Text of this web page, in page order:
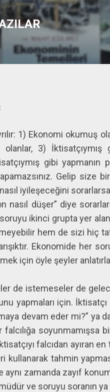
1) Ekonomi okumuş
olanlar, 3)
gibi
Gelip size
iyileşeceğini
nasıl düşer” diye
ikinci grupta yer
hem de sizi hiç
Ekonomide her
için öyle şeyler
de istemeseler de
yapmaları için.
devam eder mi?” ya
falcılığa soyunmamışsa
falcıdan ayıran
tahmin
zamanda zayıf
ve soruyu soranın